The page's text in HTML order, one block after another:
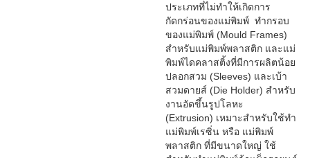
ประเภทที่ไม่ทำให้เกิดการ
กัดกร่อนของแม่พิมพ์ ทำกรอบ
ของแม่พิมพ์ (Mould Frames)
สำหรับแม่พิมพ์พลาสติก และแม่
พิมพ์ไดคลาสติ้งที่มีการผลิตน้อย
ปลอกสวม (Sleeves) และเบ้า
สวมดายส์ (Die Holder) สำหรับ
งานอัดขึ้นรูปโลหะ
(Extrusion) เหมาะสำหรับใช้ทำ
แม่พิมพ์เรซิ่น หรือ แม่พิมพ์
พลาสติก ที่มีขนาดใหญ่ ใช้